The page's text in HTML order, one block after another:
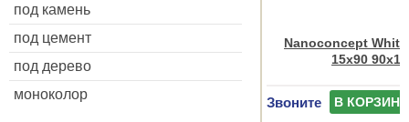
под камень
под цемент
под дерево
моноколор
Nanoconcept
15x90 90x15
Звоните В КОРЗИНУ